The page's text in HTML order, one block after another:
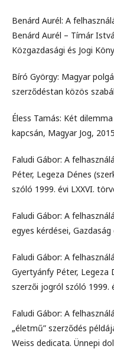
Benárd Aurél: A
Benárd Aurél – Tímár
Közgazdasági és Jogi
Bíró György: Magyar
szerződéstan közös
Éless Tamás: Két
kapcsán, Magyar Jog,
Faludi Gábor: A
Péter, Legeza Dénes
szóló 1999. évi LXXVI.
Faludi Gábor: A
egyes kérdései,
Faludi Gábor: A
Gyertyánfy Péter, Legeza
szerzői jogról szóló 1999.
Faludi Gábor: A
„életmű” szerződés
Weiss dedicata. Ünnepi